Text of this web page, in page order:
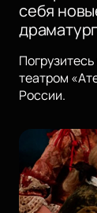
себя
театром
России.